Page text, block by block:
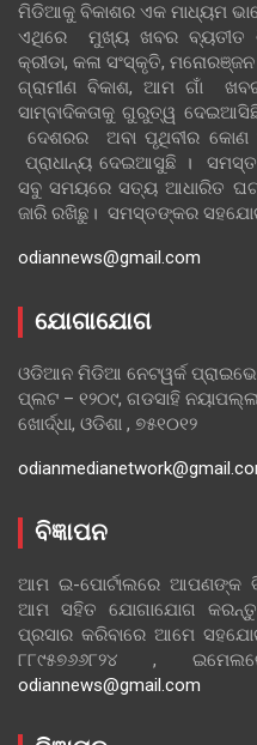
ମିଡିଆକୁ ବିକାଶର ଏକ ମାଧ୍ୟମ
ଏଥିରେ ମୁଖ୍ୟ ଖବର ବ୍ୟତୀତ
କ୍ରୀଡା, କଳା ସଂସ୍କୃତି,
ଗ୍ରାମୀଣ ବିକାଶ, ଆମ ଗାଁ
ସାମ୍ବାଦିକତାକୁ ଗୁରୁତ୍ୱ
ଦେଶରର ଅବା ପୃଥିବୀର
ପ୍ରାଧାନ୍ୟ ଦେଇଆସୁଛି ।
ସବୁ ସମୟରେ ସତ୍ୟ ଆଧାରିତ
ଜାରି ରଖିଛୁ। ସମସ୍ତଙ୍କର
odiannews@gmail.com
ଯୋଗାଯୋଗ
ଓଡିଆନ ମିଡିଆ ନେଟୱର୍କ
ପ୍ଲଟ – ୧୨୦୯, ଗଡସାହି
ଖୋର୍ଦ୍ଧା, ଓଡିଶା , ୭୫୧୦୧୨
ବିଜ୍ଞାପନ
ଆମ ଇ-ପୋର୍ଟାଲରେ ଆପଣଙ୍କ
ଆମ ସହିତ ଯୋଗାଯୋଗ
ପ୍ରସାର କରିବାରେ ଆମେ
୮୮୯୫୭୬୬୮୨୪ ,
odiannews@gmail.com